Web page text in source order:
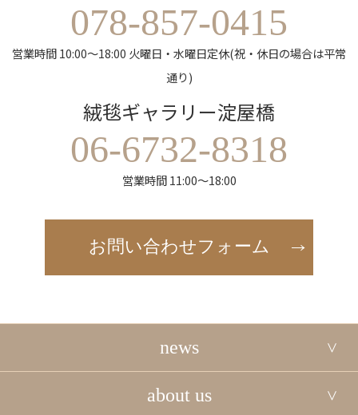
078-857-0415
営業時間 10:00～18:00 火曜日・水曜日定休(祝・休日の場合は平常
通り)
絨毯ギャラリー淀屋橋
06-6732-8318
営業時間 11:00～18:00
お問い合わせフォーム
news
about us